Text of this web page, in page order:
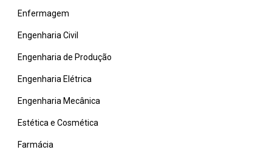
Enfermagem
Engenharia Civil
Engenharia de Produção
Engenharia Elétrica
Engenharia Mecânica
Estética e Cosmética
Farmácia